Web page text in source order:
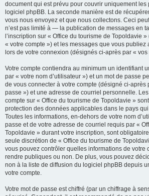
document qui est prévu pour couvrir uniquement les
logiciel phpBB. La seconde manière est de
vous nous envoyez et que nous collectons. Ceci
n’est pas limité à — la publication de messages en
l’inscription sur « Office du tourisme de Topoldavie
« votre compte ») et les messages que vous publiez
lors de votre connexion (désignés ci-après par «
Votre compte contiendra au minimum un identifiant
par « votre nom d’utilisateur ») et un mot de passe
de vous connecter à votre compte (désigné ci-après
passe ») et une adresse de courriel personnelle.
compte sur « Office du tourisme de Topoldavie »
protection des données applicables dans le pays
Toutes les informations, en-dehors de votre nom
passe et de votre adresse de courriel requis par «
Topoldavie » durant votre inscription, sont
seule discrétion de « Office du tourisme de
vous pouvez contrôler quelles informations de votre
rendre publiques ou non. De plus, vous pouvez
non à la liste de diffusion du logiciel phpBB depuis
votre compte.
Votre mot de passe est chiffré (par un chiffrage à